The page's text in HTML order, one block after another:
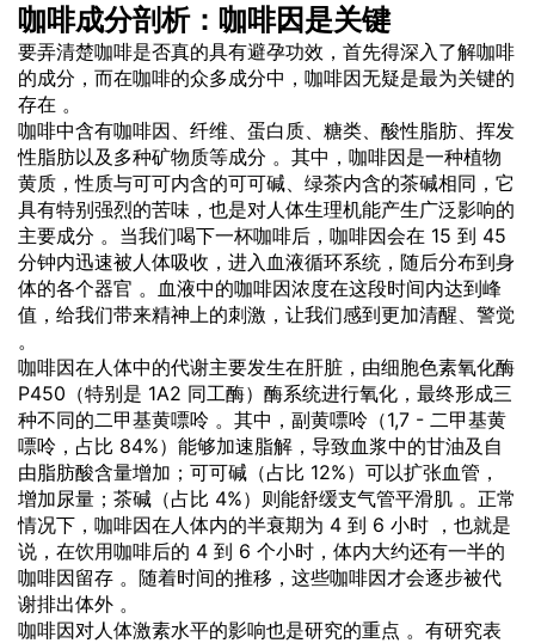
咖啡成分剖析：咖啡因是关键
要弄清楚咖啡是否真的具有避孕功效，首先得深入了解咖啡
的成分，而在咖啡的众多成分中，咖啡因无疑是最为关键的
存在 。
咖啡中含有咖啡因、纤维、蛋白质、糖类、酸性脂肪、挥发
性脂肪以及多种矿物质等成分 。其中，咖啡因是一种植物
黄质，性质与可可内含的可可碱、绿茶内含的茶碱相同，它
具有特别强烈的苦味，也是对人体生理机能产生广泛影响的
主要成分 。当我们喝下一杯咖啡后，咖啡因会在 15 到 45
分钟内迅速被人体吸收，进入血液循环系统，随后分布到身
体的各个器官 。血液中的咖啡因浓度在这段时间内达到峰
值，给我们带来精神上的刺激，让我们感到更加清醒、警觉
。
咖啡因在人体中的代谢主要发生在肝脏，由细胞色素氧化酶
P450（特别是 1A2 同工酶）酶系统进行氧化，最终形成三
种不同的二甲基黄嘌呤 。其中，副黄嘌呤（1,7 - 二甲基黄
嘌呤，占比 84%）能够加速脂解，导致血浆中的甘油及自
由脂肪酸含量增加；可可碱（占比 12%）可以扩张血管，
增加尿量；茶碱（占比 4%）则能舒缓支气管平滑肌 。正常
情况下，咖啡因在人体内的半衰期为 4 到 6 小时 ，也就是
说，在饮用咖啡后的 4 到 6 个小时，体内大约还有一半的
咖啡因留存 。随着时间的推移，这些咖啡因才会逐步被代
谢排出体外 。
咖啡因对人体激素水平的影响也是研究的重点 。有研究表